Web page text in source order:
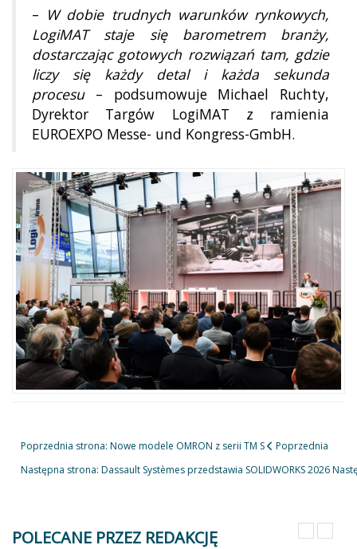
– W dobie trudnych warunków rynkowych,
LogiMAT staje się barometrem branży,
dostarczając gotowych rozwiązań tam, gdzie
liczy się każdy detal i każda sekunda
procesu– podsumowuje Michael Ruchty,
Dyrektor Targów LogiMAT z ramienia
EUROEXPO Messe- und Kongress-GmbH.
Poprzednia strona: Nowe modele OMRON z serii TM S
Poprzednia
Następna strona: Dassault Systèmes przedstawia SOLIDWORKS 2026
POLECANE PRZEZ REDAKCJĘ